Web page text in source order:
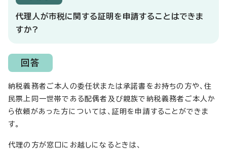
代理人が市税に関する証明を申請することはできま
すか?
回答
納税義務者ご本人の委任状または承諾書をお持ちの方や、住
民票上同一世帯である配偶者及び親族で納税義務者ご本人か
ら依頼があった方については、証明を申請することができま
す。
代理の方が窓口にお越しになるときは、